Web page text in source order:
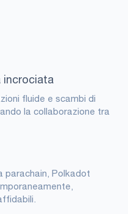
incrociata
fluide e scambi di
la collaborazione tra
parachain, Polkadot